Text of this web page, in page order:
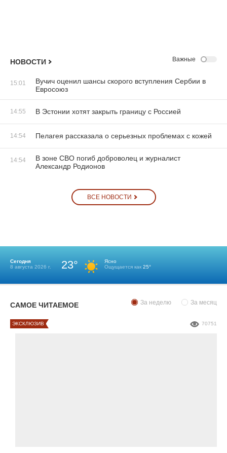
НОВОСТИ Важные
15:01
Вучич оценил шансы скорого вступления Сербии в
Евросоюз
14:55 В Эстонии хотят закрыть границу с Россией
14:54 Пелагея рассказала о серьезных проблемах с кожей
14:54
В зоне СВО погиб доброволец и журналист
Александр Родионов
ВСЕ НОВОСТИ
Сегодня
8 августа 2026 г.
23°
Ясно
Ощущается как 25°
САМОЕ ЧИТАЕМОЕ За неделю За месяц
ЭКСКЛЮЗИВ 70751